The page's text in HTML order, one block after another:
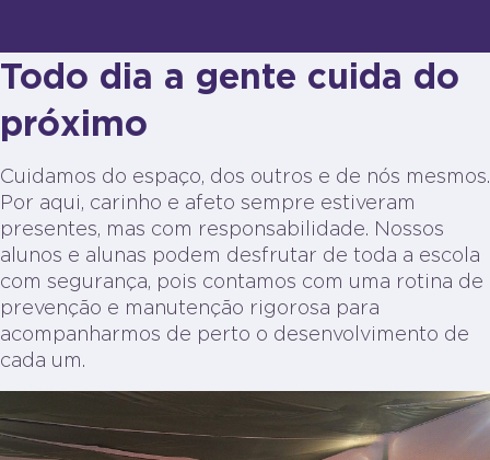
Todo dia a gente cuida do
próximo
Cuidamos do espaço, dos outros e de nós mesmos.
Por aqui, carinho e afeto sempre estiveram
presentes, mas com responsabilidade. Nossos
alunos e alunas podem desfrutar de toda a escola
com segurança, pois contamos com uma rotina de
prevenção e manutenção rigorosa para
acompanharmos de perto o desenvolvimento de
cada um.